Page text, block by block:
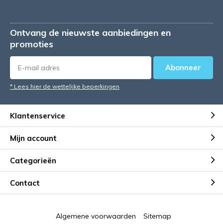
Ontvang de nieuwste aanbiedingen en
promoties
Abonneer
* Lees hier de wettelijke beperkingen
Klantenservice
Mijn account
Categorieën
Contact
Algemene voorwaarden Sitemap